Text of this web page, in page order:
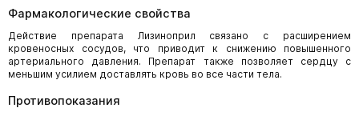
Фармакологические свойства
Действие препарата Лизиноприл связано с расширением
кровеносных сосудов, что приводит к снижению повышенного
артериального давления. Препарат также позволяет сердцу с
меньшим усилием доставлять кровь во все части тела.
Противопоказания